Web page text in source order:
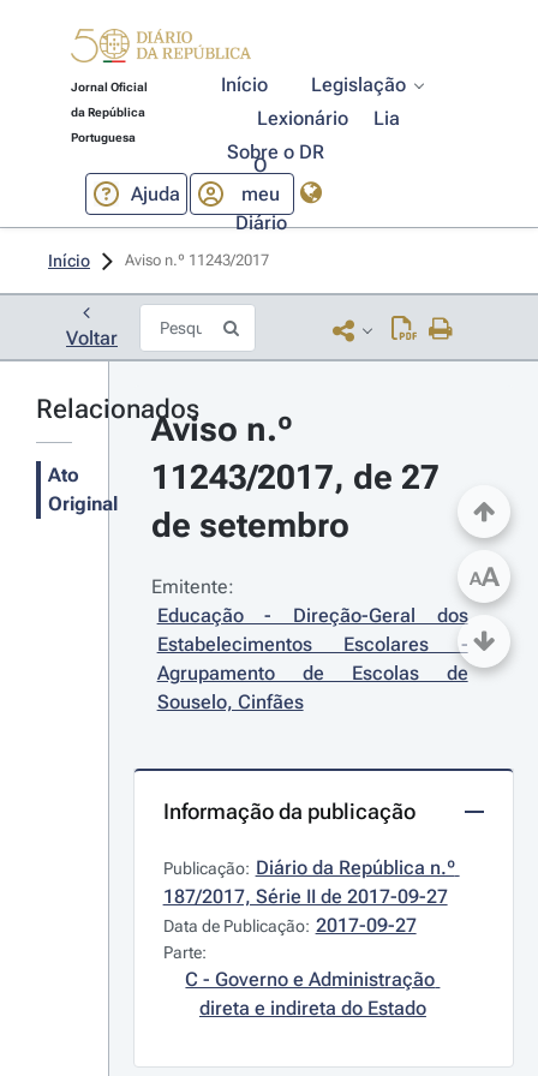
Jornal Oficial
da República
Portuguesa
Início
Legislação
Lexionário
Lia
Sobre o DR
Ajuda
O
meu
Diário
Início Aviso n.º 11243/2017
Voltar
Relacionados
Ato
Original
Aviso n.º
11243/2017, de 27
de setembro
Emitente:
Educação - Direção-Geral dos
Estabelecimentos Escolares -
Agrupamento de Escolas de
Souselo, Cinfães
Informação da publicação
Publicação: Diário da República n.º
187/2017, Série II de 2017-09-27
Data de Publicação: 2017-09-27
Parte:
C - Governo e Administração
direta e indireta do Estado
AA